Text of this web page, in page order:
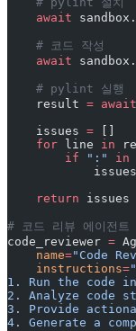
    await
    # 코드 작성
    await
    # pylint 실행
    result
= await
    issues
=
    for
line in
        if
":" in
    return
issues
# 코드 리뷰 에이전트
code_reviewer =
    name
="Code
    instructions
=
1. Run the code
2. Analyze code
3. Provide
4. Generate a